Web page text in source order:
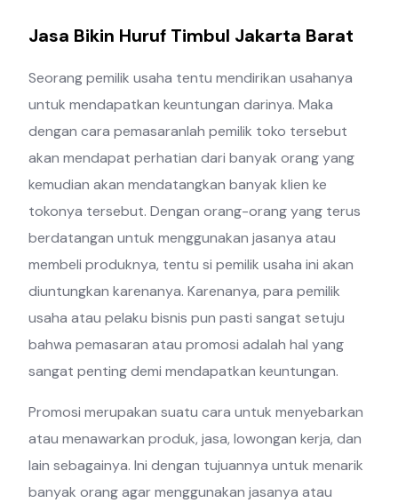
Jasa Bikin Huruf Timbul Jakarta Barat
Seorang pemilik usaha tentu mendirikan usahanya
untuk mendapatkan keuntungan darinya. Maka
dengan cara pemasaranlah pemilik toko tersebut
akan mendapat perhatian dari banyak orang yang
kemudian akan mendatangkan banyak klien ke
tokonya tersebut. Dengan orang-orang yang terus
berdatangan untuk menggunakan jasanya atau
membeli produknya, tentu si pemilik usaha ini akan
diuntungkan karenanya. Karenanya, para pemilik
usaha atau pelaku bisnis pun pasti sangat setuju
bahwa pemasaran atau promosi adalah hal yang
sangat penting demi mendapatkan keuntungan.
Promosi merupakan suatu cara untuk menyebarkan
atau menawarkan produk, jasa, lowongan kerja, dan
lain sebagainya. Ini dengan tujuannya untuk menarik
banyak orang agar menggunakan jasanya atau